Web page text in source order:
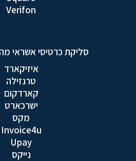
Verifon
סליקת כרטיסי אשראי
איזיקארד
טרנזילה
קארדקום
ישרכארט
מקס
Invoice4u
Upay
נייקס